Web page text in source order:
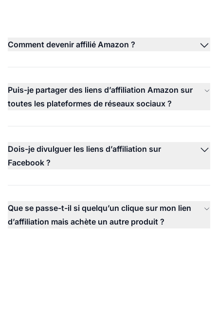
Comment devenir affilié Amazon ?
Puis-je partager des liens d’affiliation Amazon sur
toutes les plateformes de réseaux sociaux ?
Dois-je divulguer les liens d’affiliation sur
Facebook ?
Que se passe-t-il si quelqu’un clique sur mon lien
d’affiliation mais achète un autre produit ?